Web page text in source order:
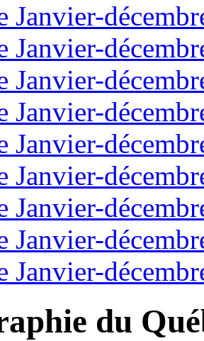
Janvier-
Janvier-
Janvier-
Janvier-
Janvier-
Janvier-
Janvier-
Janvier-
Janvier-
du